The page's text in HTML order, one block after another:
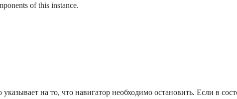
of this instance.
указывает на то, что навигатор необходимо остановить. Если в